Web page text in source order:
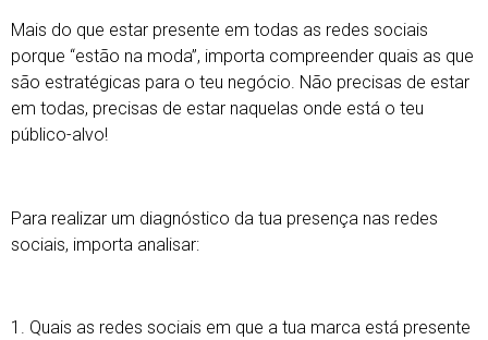
Mais do que estar presente em todas as redes sociais
porque “estão na moda”, importa compreender quais as que
são estratégicas para o teu negócio. Não precisas de estar
em todas, precisas de estar naquelas onde está o teu
público-alvo!
Para realizar um diagnóstico da tua presença nas redes
sociais, importa analisar:
1. Quais as redes sociais em que a tua marca está presente